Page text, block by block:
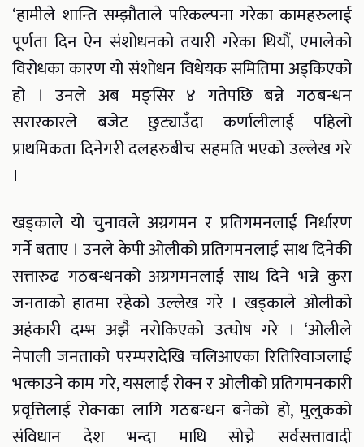
‘हामीले शान्ति सम्झौताले परिकल्पना गरेका कामहरुलाई
पूर्णता दिन ऐन संशोधनको तयारी गरेका थियौं, एमालेको
विरोधका कारण यो संशोधन विधेयक समितिमा अड्किएको
हो । उनले अब मङ्सिर ४ गतेपछि बन्ने गठबन्धन
सरारकारले बजेट छुट्याउँदा कर्णालीलाई पहिलो
प्राथमिकता दिनेगरी दलहरुबीच सहमति भएको उल्लेख गरे
।
खड्काले यो चुनावले अग्रगमन र प्रतिगमनलाई निर्धारण
गर्ने बताए । उनले केपी ओलीको प्रतिगमनलाई साथ दिनेकी
सत्तारुढ गठबन्धनको अग्रगमनलाई साथ दिने भन्ने कुरा
जनताको हातमा रहेको उल्लेख गरे । खड्काले ओलीको
अहंकारी दम्भ अझै नरोकिएको उत्घोष गरे । ‘ओलीले
नेपाली जनताको परम्परादेखि चलिआएका रितिरिवाजलाई
भत्काउने काम गरे, यसलाई रोक्न र ओलीको प्रतिगमनकारी
प्रवृत्तिलाई रोक्नका लागि गठबन्धन बनेको हो, मुलुकको
संविधान देश भन्दा माथि सोच्ने सर्वसत्तावादी